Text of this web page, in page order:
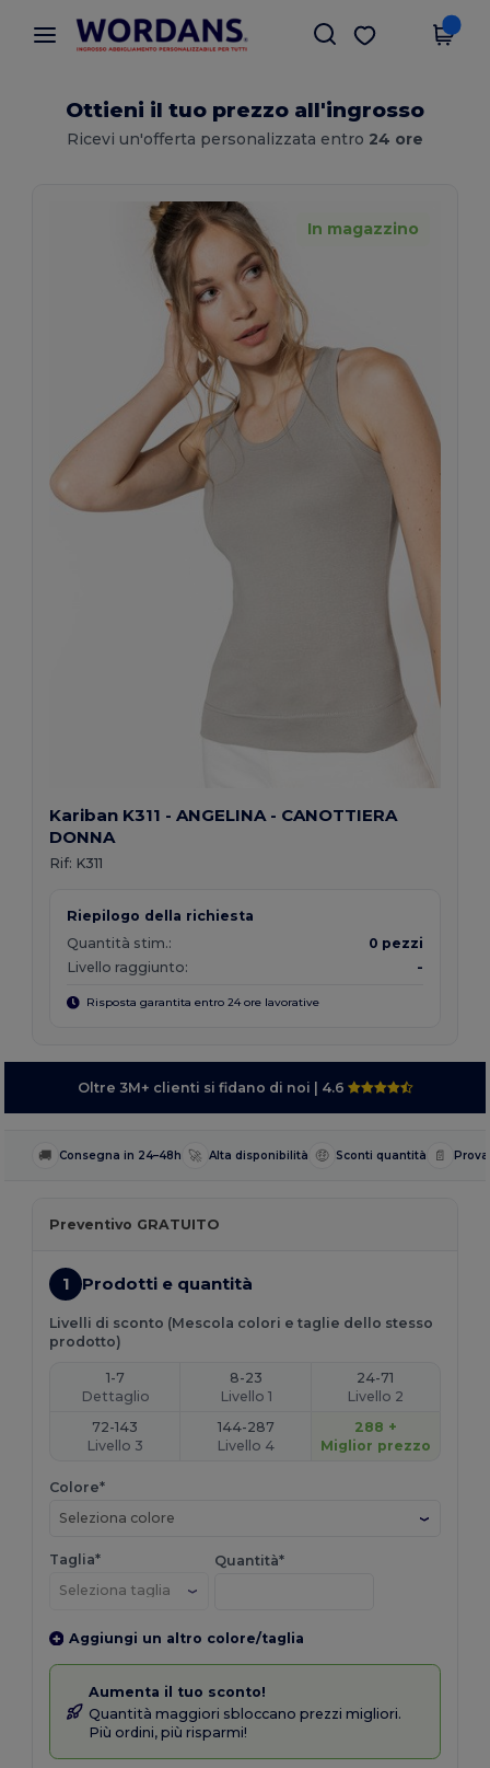
× App Wordans
Prezzi migliori sull'app!
Scarica app
Ottieni il tuo prezzo all'ingrosso
Ricevi un'offerta personalizzata entro 24 ore
In magazzino
Kariban K311 - ANGELINA - CANOTTIERA
DONNA
Rif: K311
Riepilogo della richiesta
Quantità stim.:
0 pezzi
Livello raggiunto:
-
Risposta garantita entro 24 ore lavorative
Oltre 3M+ clienti si fidano di noi | 4.6
🚚 Consegna in 24–48h 🚀 Alta disponibilità 🤑 Sconti quantità 📄
Preventivo GRATUITO
1 Prodotti e quantità
Livelli di sconto (Mescola colori e taglie dello stesso
prodotto)
1-7
Dettaglio
8-23
Livello 1
24-71
Livello 2
72-143
Livello 3
144-287
Livello 4
288 +
Miglior prezzo
Colore*
Seleziona colore
Taglia* Quantità*
Aggiungi un altro colore/taglia
Aumenta il tuo sconto!
Quantità maggiori sbloccano prezzi migliori.
Più ordini, più risparmi!